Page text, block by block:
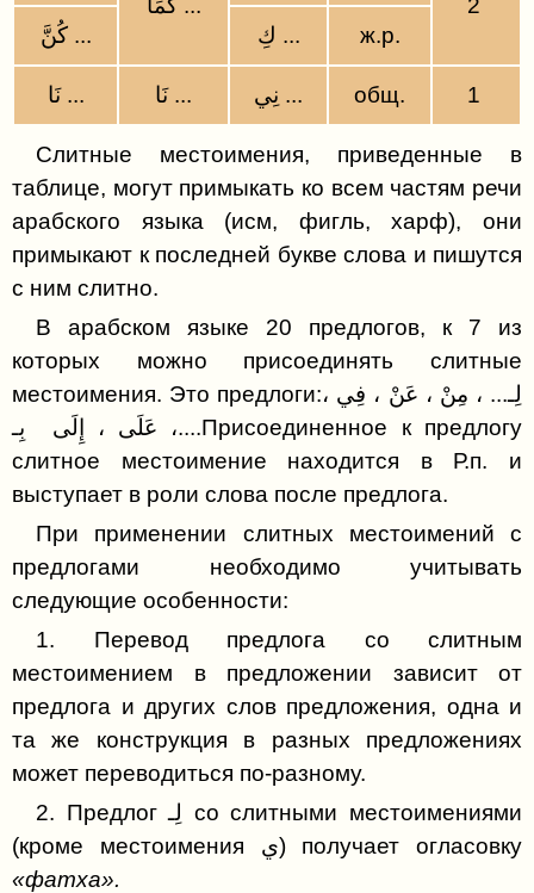
Буква س (Син)
Буква ش (Шин)
Буква ص (Сод)
Буква ض (Дод)
Буква ظ (Зо)
Буква ع (Гайн)
Буква ف (Фа)
Буква ق (Коф)
Буква ك (Каф)
Буква ل (Лям)
Буква م (Мим)
Буква ن (Нун)
Буква ه (Х)
Буква و (Уау)
Определённость и неопределённость имени
Солнечные и лунные буквы
Именное предложение
Слитные местоимения к именам
существительным
Пять имён
Части речи
Непереходные глаголы
Предлоги
Двухпадежные имена
Глагольные предложения
Настоящее время глагола
Двойственное число
Соединительные союзы
Идафа (несогласованное определение)
Упражнения
Согласованное определение
Повелительное наклонение
Частицы обращения
Запрещение
Обстоятельство места
Сравнительная степень прилагательного
Относительная превосходная степень
прилагательного
Относительные местоимения
Именное предложение и его главные члены
Существительное ذُو
Арабские тексты
Репетитор по арабскому
Помочь сайту
كُنَّ ...
كِ ... ж.р.
نَا ... نَا ... نِي ... общ. 1
Слитные местоимения, приведенные в
таблице, могут примыкать ко всем частям речи
арабского языка (исм, фигль, харф), они
примыкают к последней букве слова и пишутся
с ним слитно.
В арабском языке 20 предлогов, к 7 из
которых можно присоединять слитные
местоимения. Это предлоги:، لِـ... ، مِنْ ، عَنْ ، فِي
، عَلَى ، إِلَى بِـ....Присоединенное к предлогу
слитное местоимение находится в Р.п. и
выступает в роли слова после предлога.
При применении слитных местоимений с
предлогами необходимо учитывать
следующие особенности:
1. Перевод предлога со слитным
местоимением в предложении зависит от
предлога и других слов предложения, одна и
та же конструкция в разных предложениях
может переводиться по-разному.
2. Предлог لِـ со слитными местоимениями
(кроме местоимения ي) получает огласовку
«фатха».